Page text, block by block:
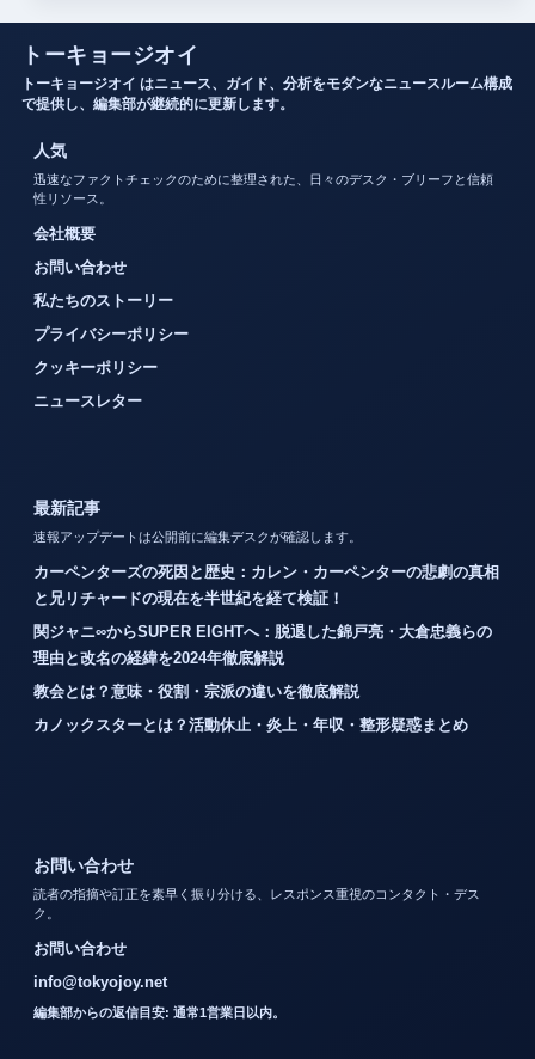
トーキョージオイ
トーキョージオイ はニュース、ガイド、分析をモダンなニュースルーム構成
で提供し、編集部が継続的に更新します。
人気
迅速なファクトチェックのために整理された、日々のデスク・ブリーフと信頼
性リソース。
会社概要
お問い合わせ
私たちのストーリー
プライバシーポリシー
クッキーポリシー
ニュースレター
最新記事
速報アップデートは公開前に編集デスクが確認します。
カーペンターズの死因と歴史：カレン・カーペンターの悲劇の真相
と兄リチャードの現在を半世紀を経て検証！
関ジャニ∞からSUPER EIGHTへ：脱退した錦戸亮・大倉忠義らの
理由と改名の経緯を2024年徹底解説
教会とは？意味・役割・宗派の違いを徹底解説
カノックスターとは？活動休止・炎上・年収・整形疑惑まとめ
お問い合わせ
読者の指摘や訂正を素早く振り分ける、レスポンス重視のコンタクト・デス
ク。
お問い合わせ
info@tokyojoy.net
編集部からの返信目安: 通常1営業日以内。